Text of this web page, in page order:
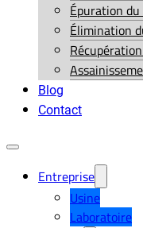
Épuration du
Élimination
Blog
Contact
Entreprise
Usine
Laboratoire